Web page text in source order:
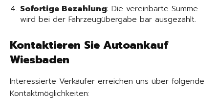
Sofortige Bezahlung: Die vereinbarte Summe
wird bei der Fahrzeugübergabe bar ausgezahlt.
Kontaktieren Sie Autoankauf
Wiesbaden
Interessierte Verkäufer erreichen uns über folgende
Kontaktmöglichkeiten: